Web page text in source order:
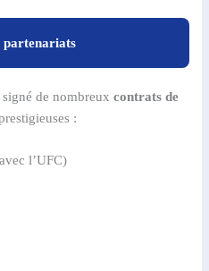
partenariats
signé de nombreuxcontrats de
:
l’UFC)